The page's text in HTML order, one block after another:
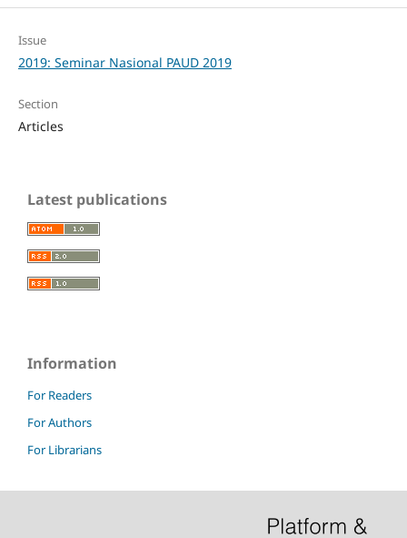
Issue
2019: Seminar Nasional PAUD 2019
Section
Articles
Latest publications
Information
For Readers
For Authors
For Librarians